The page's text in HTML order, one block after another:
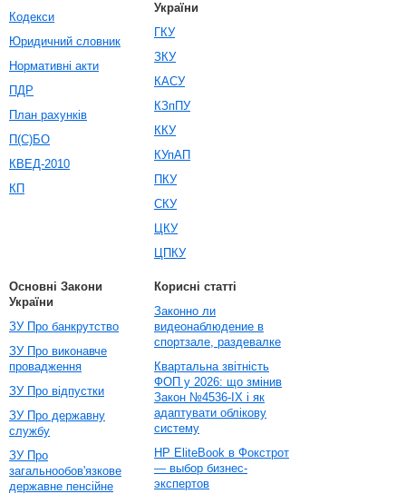
Кодекси
Юридичний словник
Нормативні акти
ПДР
План рахунків
П(С)БО
КВЕД-2010
КП
України
ГКУ
ЗКУ
КАСУ
КЗпПУ
ККУ
КУпАП
ПКУ
СКУ
ЦКУ
ЦПКУ
Основні Закони
України
ЗУ Про банкрутство
ЗУ Про виконавче
провадження
ЗУ Про відпустки
ЗУ Про державну
службу
ЗУ Про
загальнообов'язкове
державне пенсійне
Корисні статті
Законно ли
видеонаблюдение в
спортзале, раздевалке
Квартальна звітність
ФОП у 2026: що змінив
Закон №4536-IX і як
адаптувати облікову
систему
HP EliteBook в Фокстрот
— выбор бизнес-
экспертов